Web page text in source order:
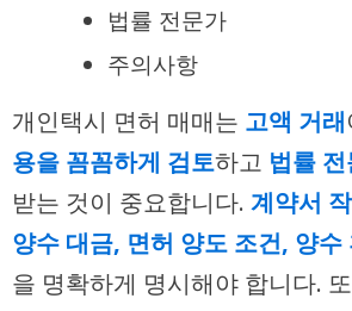
법률 전문가
주의사항
개인택시 면허 매매는 고액 거래
용을 꼼꼼하게 검토하고 법률
받는 것이 중요합니다. 계약서
양수 대금, 면허 양도 조건, 양수
을 명확하게 명시해야 합니다.